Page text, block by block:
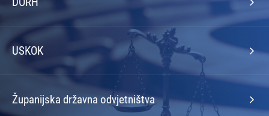
na
naslovnoj
USKOK
Županijska državna odvjetništva